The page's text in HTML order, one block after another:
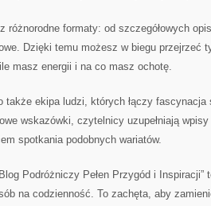
różnorodne formaty: od szczegółowych
Dzięki temu możesz w biegu przejrzeć
masz energii i na co masz ochotę.
także ekipa ludzi, których łączy
wskazówki, czytelnicy uzupełniają
spotkania podobnych wariatów.
Podróżniczy Pełen Przygód i Inspiracji”
na codzienność. To zachęta, aby